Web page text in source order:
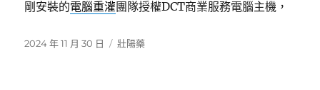
剛安裝的電腦重灌團隊授權DCT商業服務電腦主機，
發
2024 年 11 月 30 日
分
壯陽藥